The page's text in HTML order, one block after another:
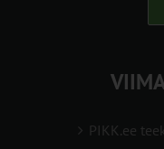
PIKK.ee